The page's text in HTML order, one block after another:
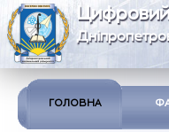
Цифровий
ГОЛОВНА